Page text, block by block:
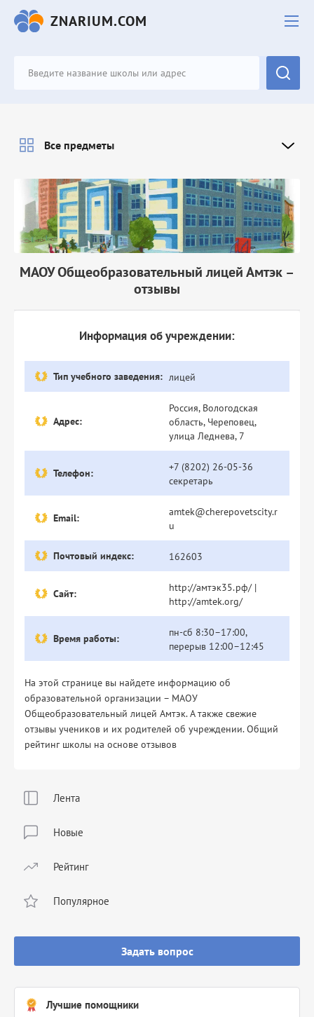
ZNARIUM.COM
Лента
Новые
Рейтинг
Популярное
Задать вопрос
Лучшие помощники
МАОУ Общеобразовательный лицей Амтэк –
отзывы
Информация об учреждении:
Тип учебного заведения: лицей
Адрес:
Россия, Вологодская
область, Череповец,
улица Леднева, 7
Телефон:
+7 (8202) 26-05-36
секретарь
Email:
amtek@cherepovetscity.r
u
Почтовый индекс: 162603
Сайт:
http://амтэк35.рф/ |
http://amtek.org/
Время работы:
пн-сб 8:30–17:00,
перерыв 12:00–12:45
На этой странице вы найдете информацию об
образовательной организации – МАОУ
Общеобразовательный лицей Амтэк. А также свежие
отзывы учеников и их родителей об учреждении. Общий
рейтинг школы на основе отзывов
Все предметы